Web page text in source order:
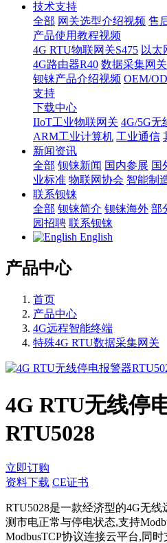
技术支持
全部 网关选型介绍视频 售
产品使用教程视频
4G RTU物联网关S475 以太
4G路由器R40 数据采集网
钡铼产品介绍视频 OEM/
支持
下载中心
IIoT工业物联网关 4G/5G无
ARM工业计算机 工业通信
新闻资讯
全部 钡铼新闻 国内参展 国
业标准 物联网协会 智能制
联系钡铼
全部 钡铼简介 钡铼海外 部
园招聘 联系钡铼
English
产品中心
首页
产品中心
4G远程智能终端
特殊4G RTU数据采集网关
4G RTU无线停
RTU5028
立即订购
资料下载 CE证书
RTU5028是一款经济型的4G无
测市电正常与停电状态,支持
ModbusTCP协议连接云平台,同